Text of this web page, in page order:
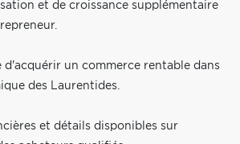
et de croissance supplémentaire
d'acquérir un commerce rentable dans
des Laurentides.
et détails disponibles sur